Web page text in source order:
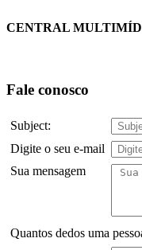
CENTRAL
Fale conosco
Subject:
Digite o seu e-mail
Sua mensagem
Quantos dedos uma